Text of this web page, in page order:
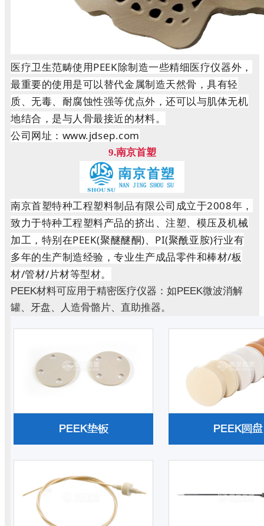
医疗卫生范畴使用PEEK除制造一些精细医疗仪器外，
最重要的使用是可以替代金属制造天然骨，具有轻
质、无毒、耐腐蚀性强等优点外，还可以与肌体无机
地结合，是与人骨最接近的材料。
公司网址：www.jdsep.com
9.南京首塑
南京首塑特种工程塑料制品有限公司成立于2008年，
致力于特种工程塑料产品的挤出、注塑、模压及机械
加工，特别在PEEK(聚醚醚酮)、PI(聚酰亚胺)行业有
多年的生产制造经验，专业生产成品零件和棒材/板
材/管材/片材等型材。
PEEK材料可应用于精密医疗仪器：如PEEK微波消解
罐、牙盘、人造骨骼片、直助推器。